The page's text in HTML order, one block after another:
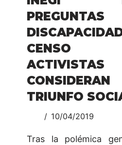
CENSO
TRIUNFO
10/04/2019
Tras la polémica